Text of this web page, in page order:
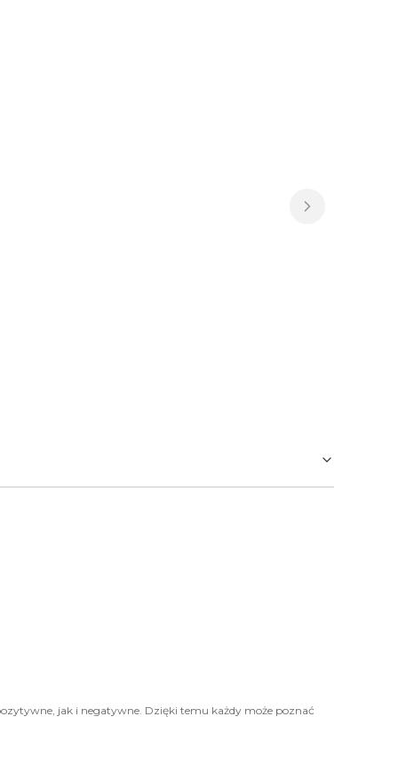
jak i negatywne. Dzięki temu każdy może poznać